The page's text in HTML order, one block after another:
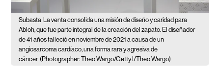
Subasta La venta consolida una misión de diseño y caridad para
Abloh, que fue parte integral de la creación del zapato. El diseñador
de 41 años falleció en noviembre de 2021 a causa de un
angiosarcoma cardíaco, una forma rara y agresiva de
cáncer (Photographer: Theo Wargo/Getty I/Theo Wargo)